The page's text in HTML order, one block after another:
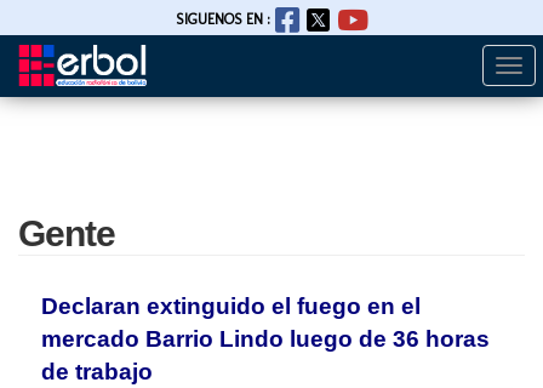
Pasar
SIGUENOS EN :
Gente
Declaran extinguido el fuego en el
mercado Barrio Lindo luego de 36 horas
de trabajo